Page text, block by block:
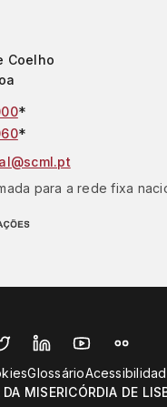
Coelho
*
*
para a rede fixa
Glossário
MISERICÓRDIA DE